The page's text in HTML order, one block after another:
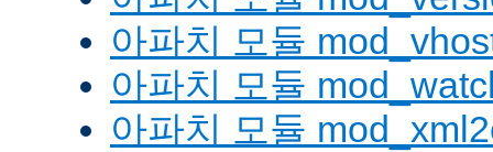
아파치 모듈
아파치 모듈
아파치 모듈